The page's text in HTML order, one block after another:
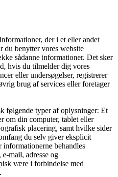
der i et eller andet
du benytter vores website
sådanne informationer. Det sker
hvis du tilmelder dig vores
eller undersøgelser, registrerer
brug af services eller foretager
følgende typer af oplysninger: Et
om din computer, tablet eller
placering, samt hvilke sider
du selv giver eksplicit
behandles
mail, adresse og
være i forbindelse med